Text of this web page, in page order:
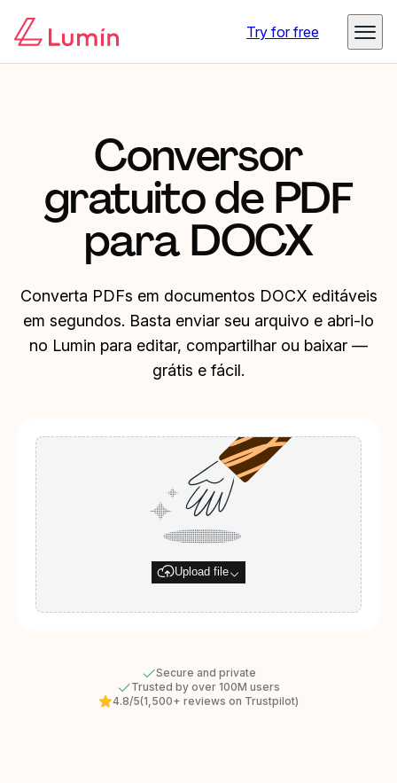
Try for free
Conversor
gratuito de PDF
para DOCX
Converta PDFs em documentos DOCX editáveis
em segundos. Basta enviar seu arquivo e abri-lo
no Lumin para editar, compartilhar ou baixar —
grátis e fácil.
Upload file
Secure and private
Trusted by over 100M users
4.8/5(1,500+ reviews on Trustpilot)